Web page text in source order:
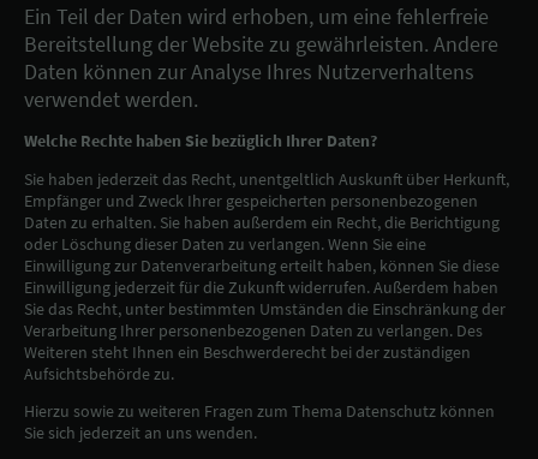
Ein Teil der Daten wird erhoben, um eine fehlerfreie
Bereitstellung der Website zu gewährleisten. Andere
Daten können zur Analyse Ihres Nutzerverhaltens
verwendet werden.
Welche Rechte haben Sie bezüglich Ihrer Daten?
Sie haben jederzeit das Recht, unentgeltlich Auskunft über Herkunft,
Empfänger und Zweck Ihrer gespeicherten personenbezogenen
Daten zu erhalten. Sie haben außerdem ein Recht, die Berichtigung
oder Löschung dieser Daten zu verlangen. Wenn Sie eine
Einwilligung zur Datenverarbeitung erteilt haben, können Sie diese
Einwilligung jederzeit für die Zukunft widerrufen. Außerdem haben
Sie das Recht, unter bestimmten Umständen die Einschränkung der
Verarbeitung Ihrer personenbezogenen Daten zu verlangen. Des
Weiteren steht Ihnen ein Beschwerderecht bei der zuständigen
Aufsichtsbehörde zu.
Hierzu sowie zu weiteren Fragen zum Thema Datenschutz können
Sie sich jederzeit an uns wenden.